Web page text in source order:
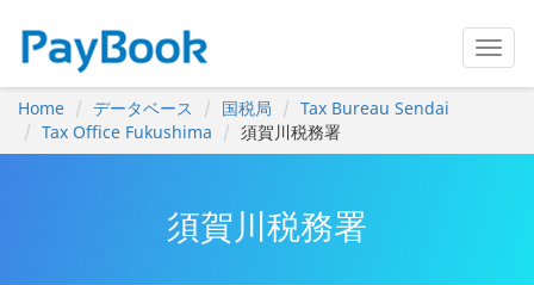
Home データベース 国税局
Tax Bureau Sendai
Tax Office Fukushima
須賀川税務署
須賀川税務署